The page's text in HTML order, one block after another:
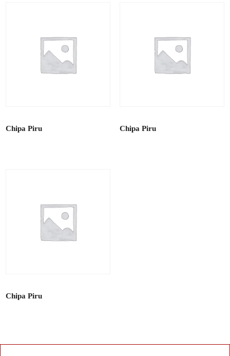
Chipa Piru Chipa Piru
Chipa Piru